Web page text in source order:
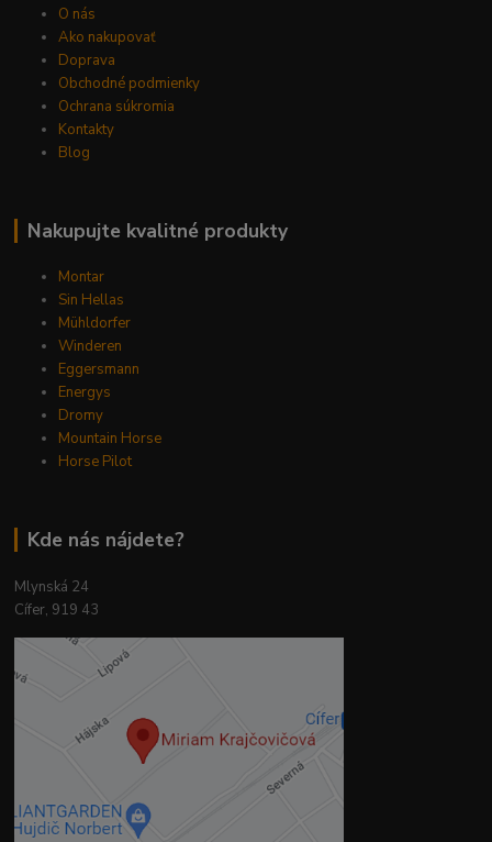
O nás
Ako nakupovať
Doprava
Obchodné podmienky
Ochrana súkromia
Kontakty
Blog
Nakupujte kvalitné produkty
Montar
Sin Hellas
Mühldorfer
Winderen
Eggersmann
Energys
Dromy
Mountain Horse
Horse Pilot
Kde nás nájdete?
Mlynská 24
Cífer, 919 43